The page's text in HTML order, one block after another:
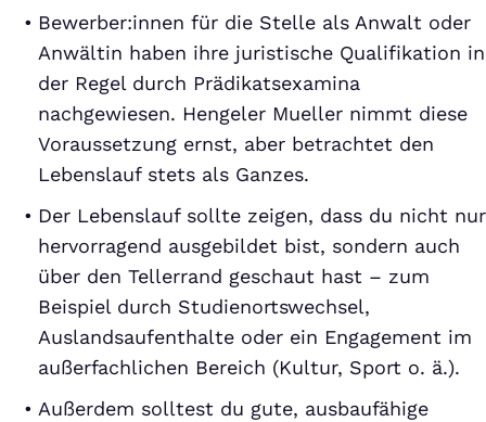
Bewerber:innen für die Stelle als Anwalt oder
Anwältin haben ihre juristische Qualifikation in
der Regel durch Prädikatsexamina
nachgewiesen. Hengeler Mueller nimmt diese
Voraussetzung ernst, aber betrachtet den
Lebenslauf stets als Ganzes.
Der Lebenslauf sollte zeigen, dass du nicht nur
hervorragend ausgebildet bist, sondern auch
über den Tellerrand geschaut hast – zum
Beispiel durch Studienortswechsel,
Auslandsaufenthalte oder ein Engagement im
außerfachlichen Bereich (Kultur, Sport o. ä.).
Außerdem solltest du gute, ausbaufähige